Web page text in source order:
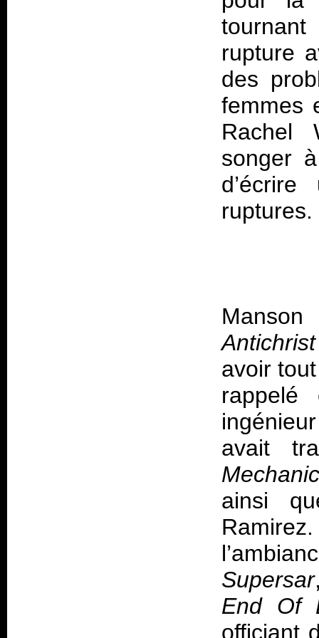
rupture
des
femmes
Rachel
songer
avoir
rappelé
avait
ainsi
Supersar
End Of
officiant